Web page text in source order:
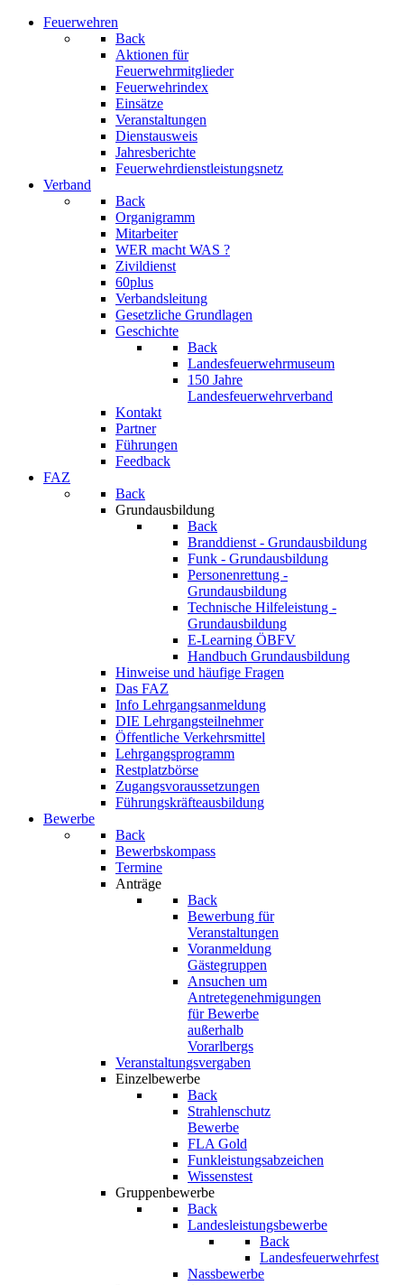
Feuerwehren
Back
Aktionen für
Feuerwehrmitglieder
Feuerwehrindex
Einsätze
Veranstaltungen
Dienstausweis
Jahresberichte
Feuerwehrdienstleistungsnetz
Verband
Back
Organigramm
Mitarbeiter
WER macht WAS ?
Zivildienst
60plus
Verbandsleitung
Gesetzliche Grundlagen
Geschichte
Back
Landesfeuerwehrmuseum
150 Jahre
Landesfeuerwehrverband
Kontakt
Partner
Führungen
Feedback
FAZ
Back
Grundausbildung
Back
Branddienst - Grundausbildung
Funk - Grundausbildung
Personenrettung -
Grundausbildung
Technische Hilfeleistung -
Grundausbildung
E-Learning ÖBFV
Handbuch Grundausbildung
Hinweise und häufige Fragen
Das FAZ
Info Lehrgangsanmeldung
DIE Lehrgangsteilnehmer
Öffentliche Verkehrsmittel
Lehrgangsprogramm
Restplatzbörse
Zugangsvoraussetzungen
Führungskräfteausbildung
Bewerbe
Back
Bewerbskompass
Termine
Anträge
Back
Bewerbung für
Veranstaltungen
Voranmeldung
Gästegruppen
Ansuchen um
Antretegenehmigungen
für Bewerbe
außerhalb
Vorarlbergs
Veranstaltungsvergaben
Einzelbewerbe
Back
Strahlenschutz
Bewerbe
FLA Gold
Funkleistungsabzeichen
Wissenstest
Gruppenbewerbe
Back
Landesleistungsbewerbe
Back
Landesfeuerwehrfest
Nassbewerbe